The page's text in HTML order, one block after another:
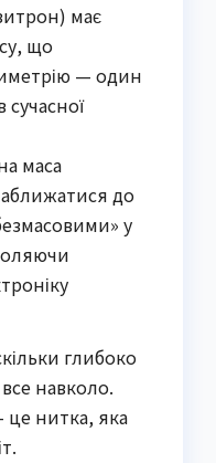
має
що
— один
сучасної
маса
до
у
глибоко
навколо.
нитка, яка